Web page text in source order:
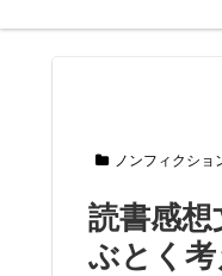
ノンフィクショ
読書感
ぶとく考